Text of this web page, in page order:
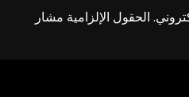
الحقول الإلزامية مشار